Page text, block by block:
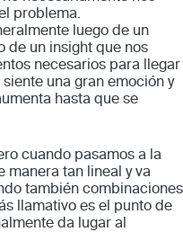
problema.
luego de un
de un insight que nos
necesarios para llegar
una gran emoción y
hasta que se
cuando pasamos a la
manera tan lineal y va
también combinaciones
llamativo es el punto de
da lugar al